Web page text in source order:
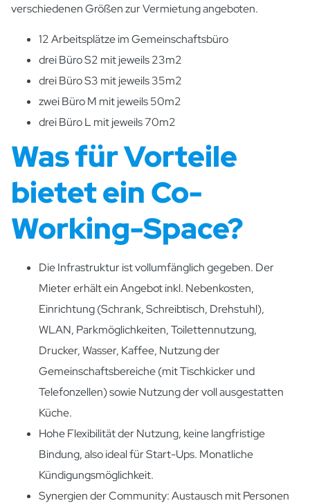
verschiedenen Größen zur Vermietung angeboten.
12 Arbeitsplätze im Gemeinschaftsbüro
drei Büro S2 mit jeweils 23m2
drei Büro S3 mit jeweils 35m2
zwei Büro M mit jeweils 50m2
drei Büro L mit jeweils 70m2
Was für Vorteile
bietet ein Co-
Working-Space?
Die Infrastruktur ist vollumfänglich gegeben. Der
Mieter erhält ein Angebot inkl. Nebenkosten,
Einrichtung (Schrank, Schreibtisch, Drehstuhl),
WLAN, Parkmöglichkeiten, Toilettennutzung,
Drucker, Wasser, Kaffee, Nutzung der
Gemeinschaftsbereiche (mit Tischkicker und
Telefonzellen) sowie Nutzung der voll ausgestatten
Küche.
Hohe Flexibilität der Nutzung, keine langfristige
Bindung, also ideal für Start-Ups. Monatliche
Kündigungsmöglichkeit.
Synergien der Community: Austausch mit Personen